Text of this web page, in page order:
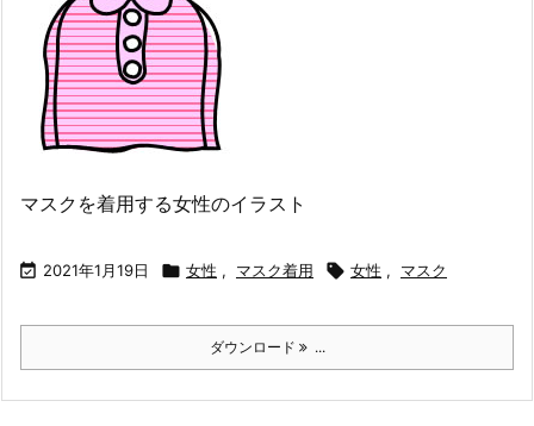
マスクを着用する女性のイラスト
 2021年1月19日  女性 , マスク着用  女性 , マスク
ダウンロード ...